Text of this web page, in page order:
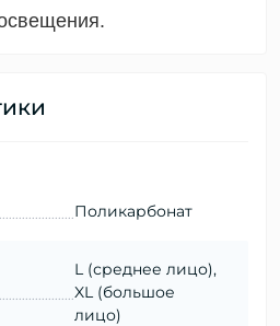
Поликарбонат
L (среднее лицо),
XL (большое
лицо)